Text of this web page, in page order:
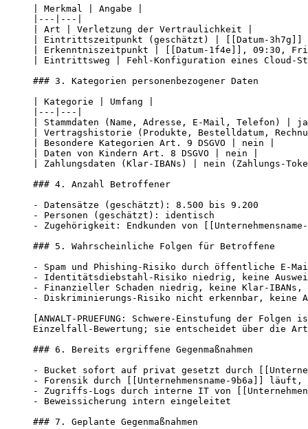
| Merkmal | Angabe |
|---|---|
| Art | Verletzung der Vertraulichkeit |
| Eintrittszeitpunkt (geschätzt) | [[Datum-
| Erkenntniszeitpunkt | [[Datum-1f4e]], 09:30,
| Eintrittsweg | Fehl-Konfiguration eines Cloud-
### 3. Kategorien personenbezogener Daten
| Kategorie | Umfang |
|---|---|
| Stammdaten (Name, Adresse, E-Mail, Telefon) |
| Vertragshistorie (Produkte, Bestelldatum,
| Besondere Kategorien Art. 9 DSGVO | nein |
| Daten von Kindern Art. 8 DSGVO | nein |
| Zahlungsdaten (Klar-IBANs) | nein (Zahlungs-
### 4. Anzahl Betroffener
- Datensätze (geschätzt): 8.500 bis 9.200
- Personen (geschätzt): identisch
- Zugehörigkeit: Endkunden von
### 5. Wahrscheinliche Folgen für Betroffene
- Spam und Phishing-Risiko durch öffentliche E-Mail-
- Identitätsdiebstahl-Risiko niedrig, keine
- Finanzieller Schaden niedrig, keine Klar-IBANs,
- Diskriminierungs-Risiko nicht erkennbar, keine
[ANWALT-PRUEFUNG: Schwere-Einstufung der
Einzelfall-Bewertung; sie entscheidet über die
### 6. Bereits ergriffene Gegenmaßnahmen
- Bucket sofort auf privat gesetzt durch
- Forensik durch [[Unternehmensname-9b6a]]
- Zugriffs-Logs durch interne IT von
- Beweissicherung intern eingeleitet
### 7. Geplante Gegenmaßnahmen